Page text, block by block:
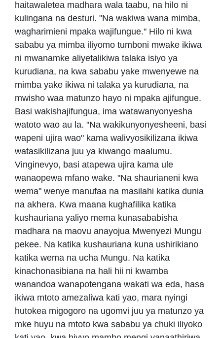
haitawaletea madhara wala taabu, na hilo ni
kulingana na desturi. "Na wakiwa wana mimba,
wagharimieni mpaka wajifungue." Hilo ni kwa
sababu ya mimba iliyomo tumboni mwake ikiwa
ni mwanamke aliyetalikiwa talaka isiyo ya
kurudiana, na kwa sababu yake mwenyewe na
mimba yake ikiwa ni talaka ya kurudiana, na
mwisho waa matunzo hayo ni mpaka ajifungue.
Basi wakishajifungua, ima watawanyonyesha
watoto wao au la. "Na wakikunyonyesheeni, basi
wapeni ujira wao" kama walivyosikilizana ikiwa
watasikilizana juu ya kiwango maalumu.
Vinginevyo, basi atapewa ujira kama ule
wanaopewa mfano wake. "Na shaurianeni kwa
wema" wenye manufaa na masilahi katika dunia
na akhera. Kwa maana kughafilika katika
kushauriana yaliyo mema kunasababisha
madhara na maovu anayojua Mwenyezi Mungu
pekee. Na katika kushauriana kuna ushirikiano
katika wema na ucha Mungu. Na katika
kinachonasibiana na hali hii ni kwamba
wanandoa wanapotengana wakati wa eda, hasa
ikiwa mtoto amezaliwa kati yao, mara nyingi
hutokea migogoro na ugomvi juu ya matunzo ya
mke huyu na mtoto kwa sababu ya chuki iliyoko